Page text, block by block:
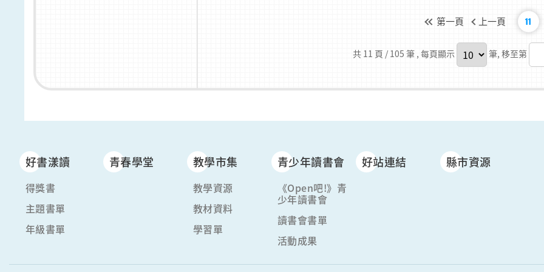
第一頁 上一頁 11
共 11 頁 / 105 筆 , 每頁顯示 筆, 移至第
好書漾讀
得獎書
主題書單
年級書單
青春學堂 教學市集
教學資源
教材資料
學習單
青少年讀書會
《Open吧!》青
少年讀書會
讀書會書單
活動成果
好站連結 縣市資源